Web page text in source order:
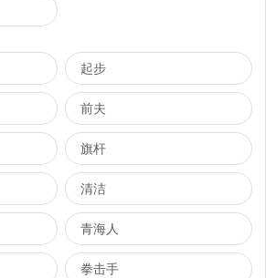
起步
前夫
旗杆
清洁
青海人
拳击手